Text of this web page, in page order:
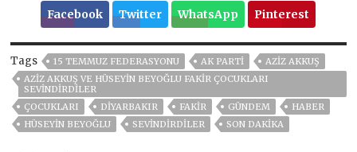
Facebook Twitter WhatsApp Pinterest
Tags 15 TEMMUZ FEDERASYONU AK PARTİ
AZİZ AKKUŞ
AZIZ AKKUŞ VE HÜSEYIN BEYOĞLU FAKIR ÇOCUKLARI
SEVINDIRDILER
ÇOCUKLARI
DİYARBAKIR FAKIR GÜNDEM
HABER
HÜSEYIN BEYOĞLU
SEVINDIRDILER SON DAKIKA